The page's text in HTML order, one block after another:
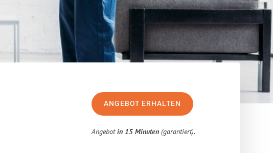
ANGEBOT ERHALTEN
Angebotin 15 Minuten (garantiert).